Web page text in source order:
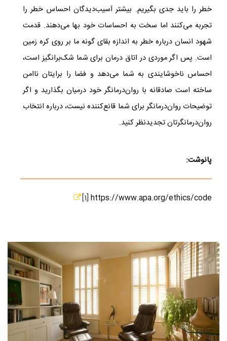
خطر را باید جدی بگیریم. بیشتر آسیب‌دیدگان احساس خطر را
تجربه می‌کنند اما سخت به احساسات خود بها می‌دهند. قدمت
شهود انسان درباره خطر به اندازه بقای گونه ما بر روی کره زمین
است. پس اگر موردی در اتاق درمان برای شما شک‌برانگیز است،
احساس ناخوشایندی به شما می‌دهد و فضا را برایتان ناامن
ساخته است صادقانه با روان‌درمانگر خود درمیان بگذارید و اگر
توضیحات روان‌درمانگر برای شما قانع‌کننده نیست، درباره انتخاب
روان‌درمانگرتان تجدیدنظر کنید.
پانوشت:
[1] https://www.apa.org/ethics/code